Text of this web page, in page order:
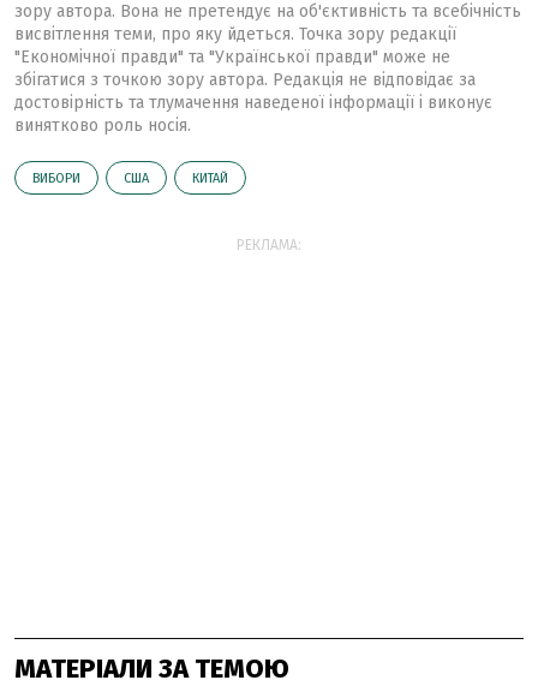
зору автора. Вона не претендує на об'єктивність та всебічність
висвітлення теми, про яку йдеться. Точка зору редакції
"Економічної правди" та "Української правди" може не
збігатися з точкою зору автора. Редакція не відповідає за
достовірність та тлумачення наведеної інформації і виконує
винятково роль носія.
ВИБОРИ США КИТАЙ
РЕКЛАМА:
МАТЕРІАЛИ ЗА ТЕМОЮ